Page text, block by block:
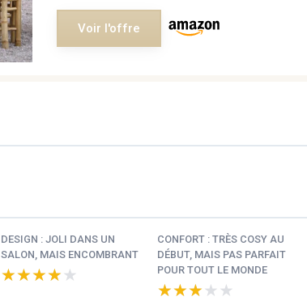
Voir l'offre
DESIGN : JOLI DANS UN
SALON, MAIS ENCOMBRANT
★★★★★
★★★★★
CONFORT : TRÈS COSY AU
DÉBUT, MAIS PAS PARFAIT
POUR TOUT LE MONDE
★★★★★
★★★★★